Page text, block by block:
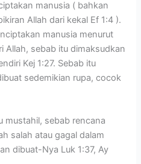
manusia ( bahkan
Allah dari kekal Ef 1:4 ).
manusia menurut
Allah, sebab itu dimaksudkan
Kej 1:27. Sebab itu
sedemikian rupa, cocok
mustahil, sebab rencana
salah atau gagal dalam
dibuat-Nya Luk 1:37, Ay